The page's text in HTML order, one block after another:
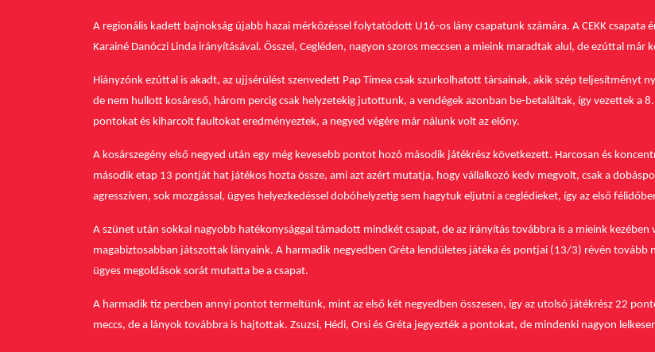
A regionális kadett bajnokság újabb hazai mérkőzéssel folytatódott U16-os lány csapatunk számára. A CEKK csapata
Karainé Danóczi Linda irányításával. Ősszel, Cegléden, nagyon szoros meccsen a mieink maradtak alul, de ezúttal már
Hiányzónk ezúttal is akadt, az ujjsérülést szenvedett Pap Tímea csak szurkolhatott társainak, akik szép teljesítményt
de nem hullott kosáreső, három percig csak helyzetekig jutottunk, a vendégek azonban be-betaláltak, így vezettek a
pontokat és kiharcolt faultokat eredményeztek, a negyed végére már nálunk volt az előny.
A kosárszegény első negyed után egy még kevesebb pontot hozó második játékrész következett. Harcosan és
második etap 13 pontját hat játékos hozta össze, ami azt azért mutatja, hogy vállalkozó kedv megvolt, csak a
agresszíven, sok mozgással, ügyes helyezkedéssel dobóhelyzetig sem hagytuk eljutni a ceglédieket, így az első
A szünet után sokkal nagyobb hatékonysággal támadott mindkét csapat, de az irányítás továbbra is a mieink
magabiztosabban játszottak lányaink. A harmadik negyedben Gréta lendületes játéka és pontjai (13/3) révén tovább
ügyes megoldások sorát mutatta be a csapat.
A harmadik tíz percben annyi pontot termeltünk, mint az első két negyedben összesen, így az utolsó játékrész 22
meccs, de a lányok továbbra is hajtottak. Zsuzsi, Hédi, Orsi és Gréta jegyezték a pontokat, de mindenki nagyon